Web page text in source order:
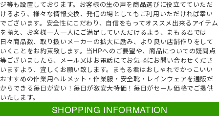
ジ等も設置しております。お客様の生の声を商品選びに役立てていただ
けるよう、様々な情報交換、発信の場としてもご利用いただければ幸い
でございます。安全性にこだわり、自信をもってオススメ出来るアイテム
を揃え、お客様一人一人にご満足していただけるよう、まもる君では
日々商品数、取り扱いメーカーの拡大に励み、より良い店舗作りをして
いくことをお約束致します。当HPへのご要望や、商品についての疑問点
等ございましたら、メール又はお電話にてお気軽にお問い合わせくださ
いますよう、宜しくお願い致します。まもる君はおしゃれでかっこいい
おすすめの作業用ヘルメット・作業服・安全靴・レインウェアを通販だ
からできる毎日が安い！毎日が激安大特価！毎日がセール価格でご提供
いたします。
SHOPPING INFORMATION